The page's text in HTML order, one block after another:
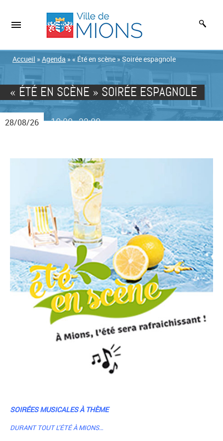
Accueil » Agenda » « Été en scène » Soirée espagnole
« ÉTÉ EN SCÈNE » SOIRÉE ESPAGNOLE
28/08/26 19:00-22:00
SOIRÉES MUSICALES À THÈME
DURANT TOUT L’ÉTÉ À MIONS…